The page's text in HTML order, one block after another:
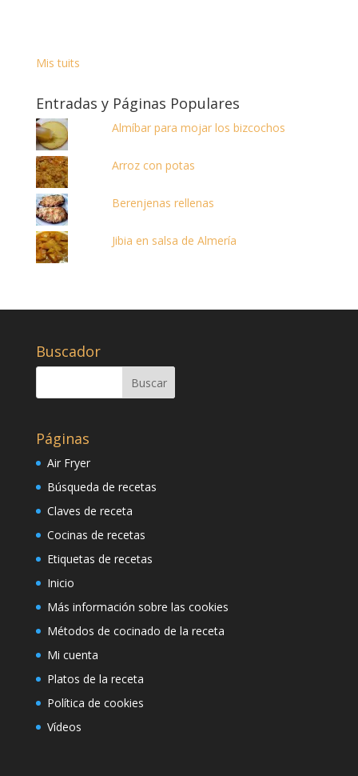
Mis tuits
Entradas y Páginas Populares
Almíbar para mojar los bizcochos
Arroz con potas
Berenjenas rellenas
Jibia en salsa de Almería
Buscador
Páginas
Air Fryer
Búsqueda de recetas
Claves de receta
Cocinas de recetas
Etiquetas de recetas
Inicio
Más información sobre las cookies
Métodos de cocinado de la receta
Mi cuenta
Platos de la receta
Política de cookies
Vídeos